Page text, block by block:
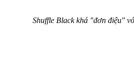
Shuffle Black khá "đơn điệu"